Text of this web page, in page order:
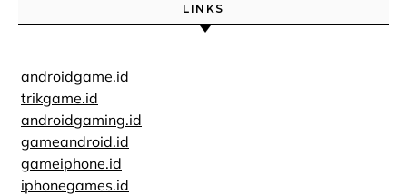
LINKS
androidgame.id
trikgame.id
androidgaming.id
gameandroid.id
gameiphone.id
iphonegames.id